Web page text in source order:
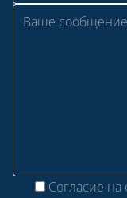
Согласие